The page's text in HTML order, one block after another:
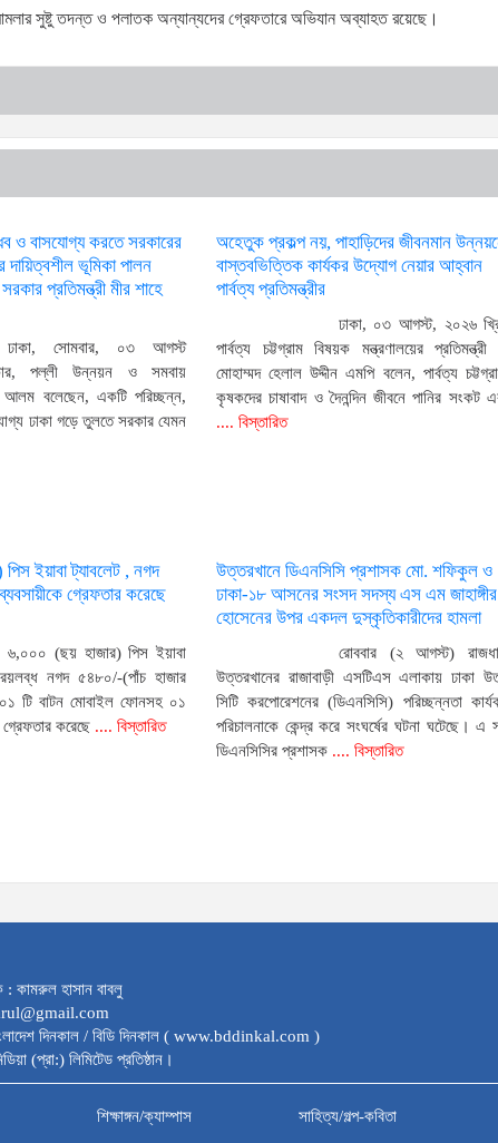
সুষ্টু তদন্ত ও পলাতক অন্যান্যদের গ্রেফতারে অভিযান অব্যাহত রয়েছে।
ও বাসযোগ্য করতে সরকারের
দায়িত্বশীল ভূমিকা পালন
প্রতিমন্ত্রী মীর শাহে
ঢাকা, সোমবার, ০৩ আগস্ট
পল্লী উন্নয়ন ও সমবায়
আলম বলেছেন, একটি পরিচ্ছন্ন,
ঢাকা গড়ে তুলতে সরকার যেমন
অহেতুক প্রকল্প নয়, পাহাড়িদের জীবনমান
বাস্তবভিত্তিক কার্যকর উদ্যোগ নেয়ার আহ্বান
পার্বত্য প্রতিমন্ত্রীর
ঢাকা, ০৩ আগস্ট, ২০২৬
পার্বত্য চট্টগ্রাম বিষয়ক মন্ত্রণালয়ের প্রতিমন্ত্রী
মোহাম্মদ হেলাল উদ্দীন এমপি বলেন, পার্বত্য
কৃষকদের চাষাবাদ ও দৈনন্দিন জীবনে পানির সংকট
.... বিস্তারিত
ইয়াবা ট্যাবলেট , নগদ
গ্রেফতার করেছে
৬,০০০ (ছয় হাজার) পিস ইয়াবা
নগদ ৫৪৮০/-(পাঁচ হাজার
টি বাটন মোবাইল ফোনসহ ০১
করেছে .... বিস্তারিত
উত্তরখানে ডিএনসিসি প্রশাসক মো. শফিকুল ও
ঢাকা-১৮ আসনের সংসদ সদস্য এস এম জাহাঙ্গীর
হোসেনের উপর একদল দুস্কৃতিকারীদের হামলা
রোববার (২ আগস্ট)
উত্তরখানের রাজাবাড়ী এসটিএস এলাকায় ঢাকা
সিটি করপোরেশনের (ডিএনসিসি) পরিচ্ছন্নতা
পরিচালনাকে কেন্দ্র করে সংঘর্ষের ঘটনা ঘটেছে। এ
ডিএনসিসির প্রশাসক.... বিস্তারিত
কামরুল হাসান বাবলু
দিনকাল / বিডি দিনকাল ( www.bddinkal.com )
(প্রা:) লিমিটেড প্রতিষ্ঠান।
শিক্ষাঙ্গন/ক্যাম্পাস সাহিত্য/গল্প-কবিতা